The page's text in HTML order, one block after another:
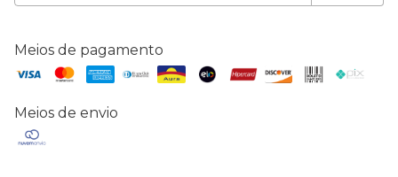
Meios de pagamento
Meios de envio